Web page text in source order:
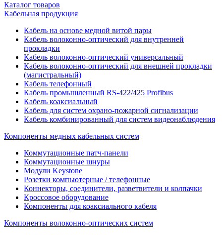
Каталог товаров
Кабельная продукция
Кабель на основе медной витой пары
Кабель волоконно-оптический для внутренней
прокладки
Кабель волоконно-оптический универсальный
Кабель волоконно-оптический для внешней прокладки
(магистральный)
Кабель телефонный
Кабель промышленный RS-422/425 Profibus
Кабель коаксиальный
Кабель для систем охрано-пожарной сигнализации
Кабель комбинированный для систем видеонаблюдения
Компоненты медных кабельных систем
Коммутационные патч-панели
Коммутационные шнуры
Модули Keystone
Розетки компьютерные / телефонные
Коннекторы, соединители, разветвители и колпачки
Кроссовое оборудование
Компоненты для коаксиального кабеля
Компоненты волоконно-оптических систем